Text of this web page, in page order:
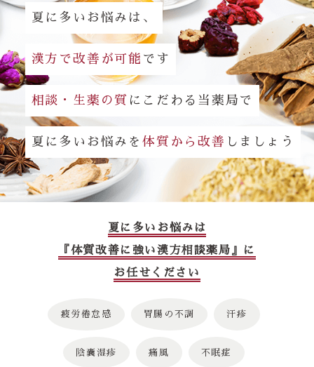
夏に多いお悩みは、
漢方で改善が可能 です
相談・生薬の質 にこだわる当薬局で
夏に多いお悩みを 体質から改善 しましょう
夏に多いお悩みは
『体質改善に強い漢方相談薬局』に
お任せください
疲労倦怠感 胃腸の不調 汗疹
陰嚢湿疹 痛風 不眠症